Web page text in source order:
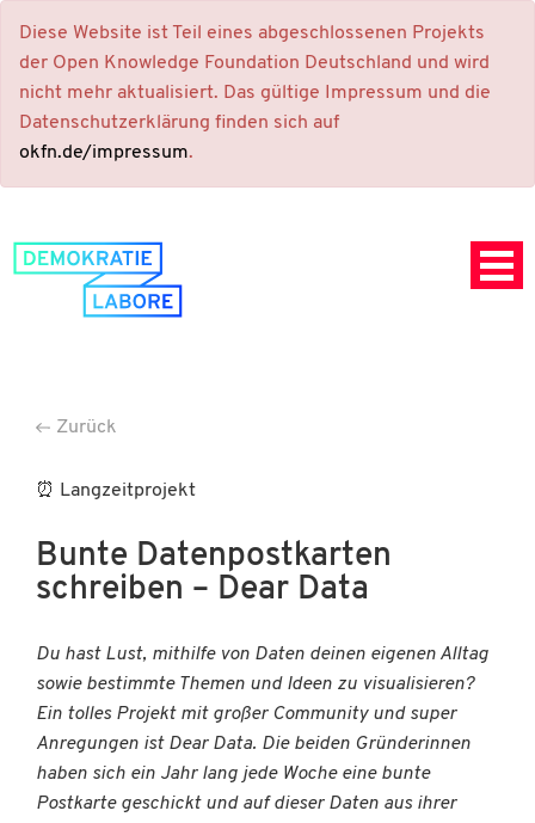
Diese Website ist Teil eines abgeschlossenen Projekts
der Open Knowledge Foundation Deutschland und wird
nicht mehr aktualisiert. Das gültige Impressum und die
Datenschutzerklärung finden sich auf
okfn.de/impressum.
Zurück
⏰ Langzeitprojekt
Bunte Datenpostkarten
schreiben – Dear Data
Du hast Lust, mithilfe von Daten deinen eigenen Alltag
sowie bestimmte Themen und Ideen zu visualisieren?
Ein tolles Projekt mit großer Community und super
Anregungen ist Dear Data. Die beiden Gründerinnen
haben sich ein Jahr lang jede Woche eine bunte
Postkarte geschickt und auf dieser Daten aus ihrer